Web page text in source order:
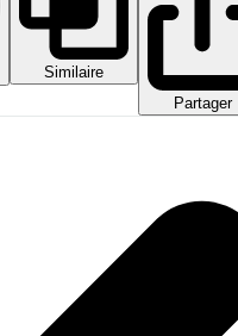
Similaire
Partager